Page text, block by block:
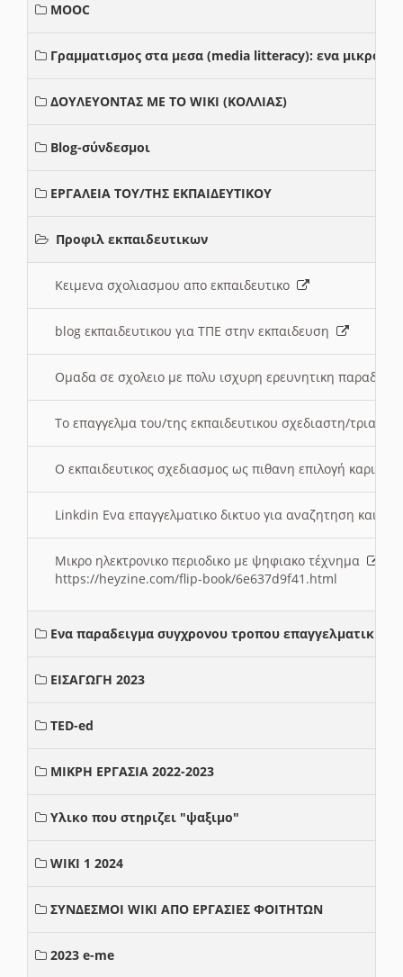
MOOC
Γραμματισμος στα μεσα (media litteracy): ενα μικρο
ΔΟΥΛΕΥΟΝΤΑΣ ΜΕ ΤΟ WIKI (ΚΟΛΛΙΑΣ)
Blog-σύνδεσμοι
ΕΡΓΑΛΕΙΑ ΤΟΥ/ΤΗΣ ΕΚΠΑΙΔΕΥΤΙΚΟΥ
Προφιλ εκπαιδευτικων
Κειμενα σχολιασμου απο εκπαιδευτικο
blog εκπαιδευτικου για ΤΠΕ στην εκπαιδευση
Ομαδα σε σχολειο με πολυ ισχυρη ερευνητικη
Το επαγγελμα του/της εκπαιδευτικου σχεδιαστη/τριας
Ο εκπαιδευτικος σχεδιασμος ως πιθανη επιλογή
Linkdin Ενα επαγγελματικο δικτυο για αναζητηση και
Μικρο ηλεκτρονικο περιοδικο με ψηφιακο τέχνημα
https://heyzine.com/flip-book/6e637d9f41.html
Ενα παραδειγμα συγχρονου τροπου επαγγελματικης
ΕΙΣΑΓΩΓΗ 2023
TED-ed
ΜΙΚΡΗ ΕΡΓΑΣΙΑ 2022-2023
Υλικο που στηριζει "ψαξιμο"
WIKI 1 2024
ΣΥΝΔΕΣΜΟΙ WIKI ΑΠΟ ΕΡΓΑΣΙΕΣ ΦΟΙΤΗΤΩΝ
2023 e-me